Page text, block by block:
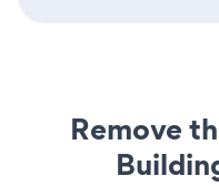
Remove